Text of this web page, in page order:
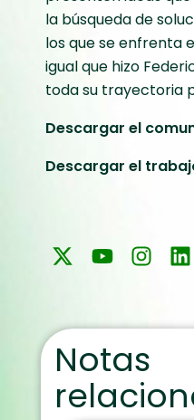
la búsqueda de
los que se enfrenta
igual que hizo
toda su trayectoria
Descargar el
Descargar el
Notas